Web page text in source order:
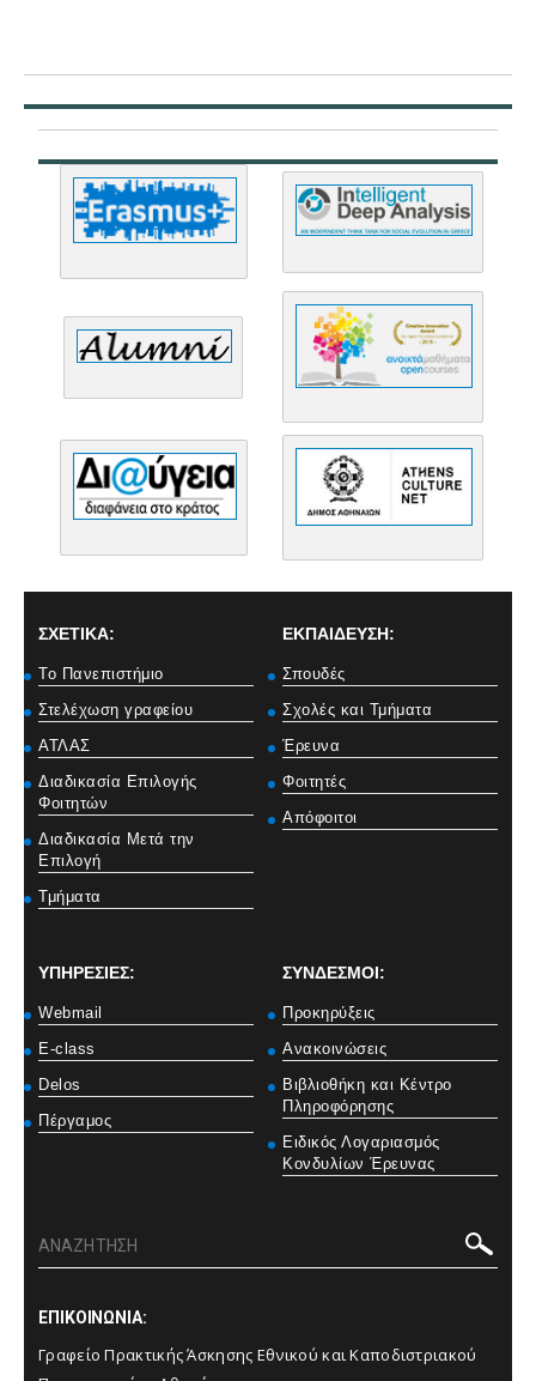
ΣΧΕΤΙΚΑ:
Το Πανεπιστήμιο
Στελέχωση γραφείου
ΑΤΛΑΣ
Διαδικασία Επιλογής
Φοιτητών
Διαδικασία Μετά την
Επιλογή
Τμήματα
ΕΚΠΑΙΔΕΥΣΗ:
Σπουδές
Σχολές και Τμήματα
Έρευνα
Φοιτητές
Απόφοιτοι
ΥΠΗΡΕΣΙΕΣ:
Webmail
E-class
Delos
Πέργαμος
ΣΥΝΔΕΣΜΟΙ:
Προκηρύξεις
Ανακοινώσεις
Βιβλιοθήκη και Κέντρο
Πληροφόρησης
Ειδικός Λογαριασμός
Κονδυλίων Έρευνας
ΕΠΙΚΟΙΝΩΝΙΑ:
Γραφείο Πρακτικής Άσκησης Εθνικού και Καποδιστριακού